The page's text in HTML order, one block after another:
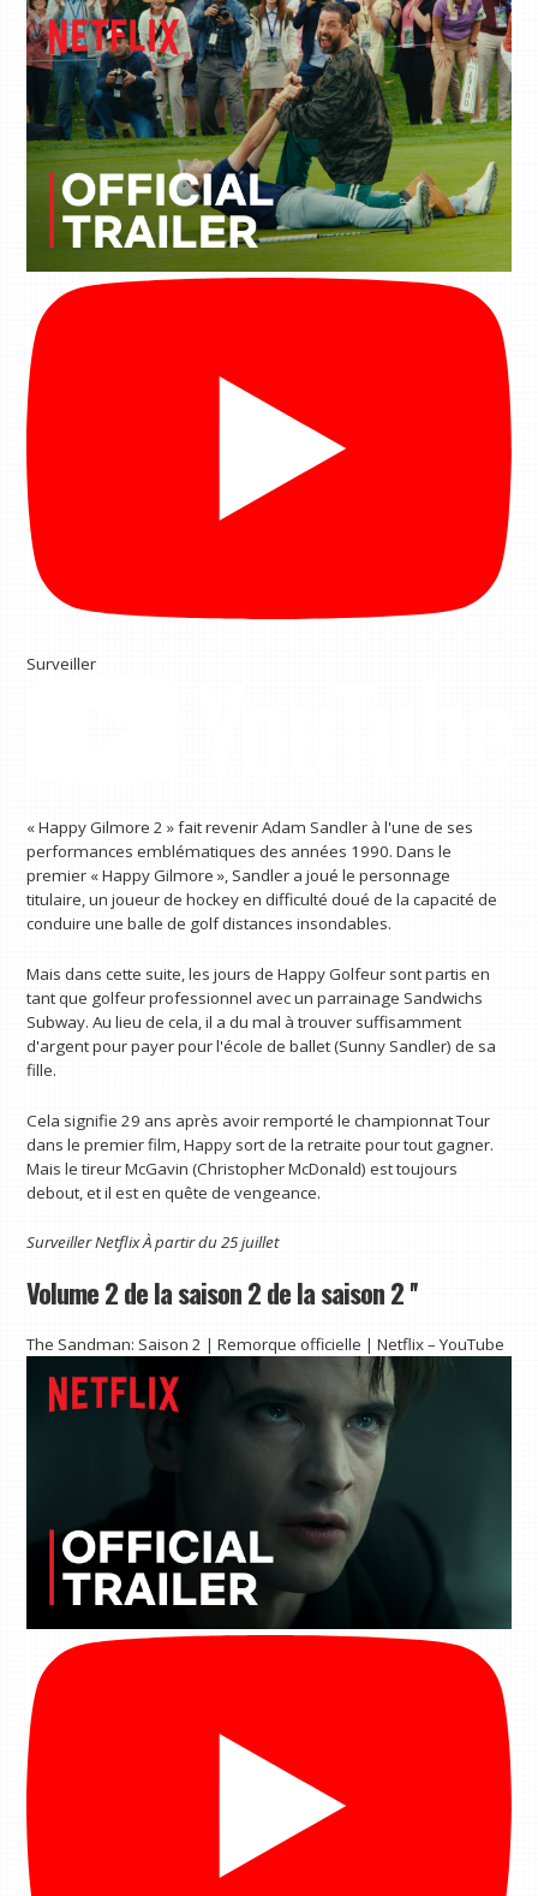
Surveiller
« Happy Gilmore 2 » fait revenir Adam Sandler à l'une de ses
performances emblématiques des années 1990. Dans le
premier « Happy Gilmore », Sandler a joué le personnage
titulaire, un joueur de hockey en difficulté doué de la capacité de
conduire une balle de golf distances insondables.
Mais dans cette suite, les jours de Happy Golfeur sont partis en
tant que golfeur professionnel avec un parrainage Sandwichs
Subway. Au lieu de cela, il a du mal à trouver suffisamment
d'argent pour payer pour l'école de ballet (Sunny Sandler) de sa
fille.
Cela signifie 29 ans après avoir remporté le championnat Tour
dans le premier film, Happy sort de la retraite pour tout gagner.
Mais le tireur McGavin (Christopher McDonald) est toujours
debout, et il est en quête de vengeance.
SurveillerNetflixÀ partir du 25 juillet
Volume 2 de la saison 2 de la saison 2 ''
The Sandman: Saison 2 | Remorque officielle | Netflix – YouTube